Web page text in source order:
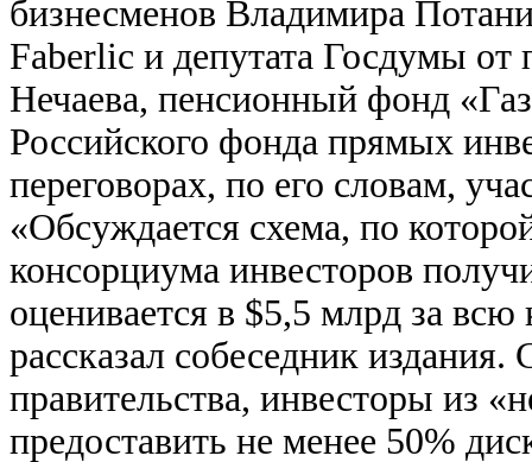
бизнесменов Владимира
Faberlic и депутата Госдумы
Нечаева, пенсионный фонд
Российского фонда прямых
переговорах, по его словам,
«Обсуждается схема, по
консорциума инвесторов
оценивается в $5,5 млрд за
рассказал собеседник
правительства, инвесторы из
предоставить не менее 50%